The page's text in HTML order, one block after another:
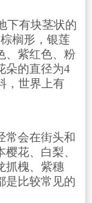
下有块茎状的
榈形，银莲
、紫红色、粉
朵的直径为4
，世界上有
常会在街头和
花、白梨、
抓槐、紫穗
是比较常见的